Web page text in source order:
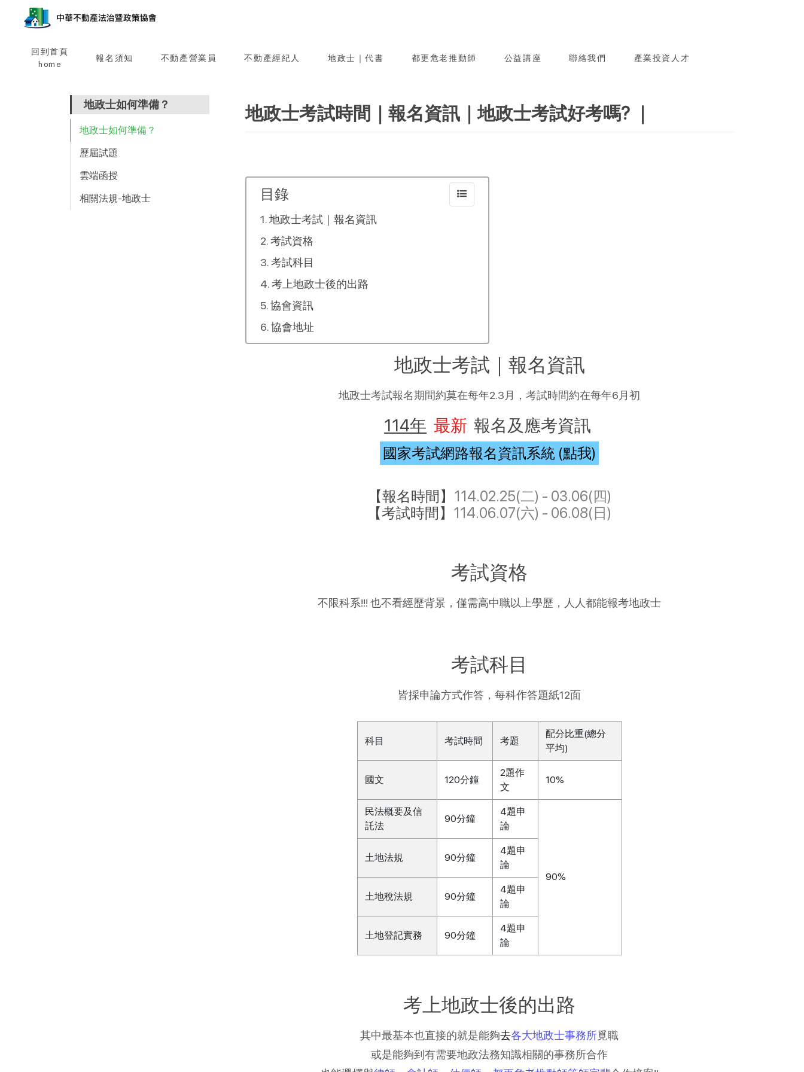
回到首頁
home
報名須知 不動產營業員 不動產經紀人 地政士｜代書 都更危老推動師 公益講座 聯絡我們 產業投資人才
地政士如何準備？
地政士如何準備？
歷屆試題
雲端函授
相關法規-地政士
地政士考試時間｜報名資訊｜地政士考試好考嗎? ｜
目錄
地政士考試｜報名資訊
考試資格
考試科目
考上地政士後的出路
協會資訊
協會地址
地政士考試｜報名資訊
地政士考試報名期間約莫在每年2.3月，考試時間約在每年6月初
114年 最新 報名及應考資訊
國家考試網路報名資訊系統 (點我)
【報名時間】 114.02.25(二) - 03.06(四)
【考試時間】 114.06.07(六) - 06.08(日)
考試資格
不限科系!!! 也不看經歷背景，僅需高中職以上學歷，人人都能報考地政士
考試科目
皆採申論方式作答，每科作答題紙12面
科目 考試時間 考題
配分比重(總分
平均)
國文 120分鐘
2題作
文
10%
民法概要及信
託法
90分鐘
4題申
論
90%
土地法規 90分鐘
4題申
論
土地稅法規 90分鐘
4題申
論
土地登記實務 90分鐘
4題申
論
考上地政士後的出路
其中最基本也直接的就是能夠去各大地政士事務所覓職
或是能夠到有需要地政法務知識相關的事務所合作